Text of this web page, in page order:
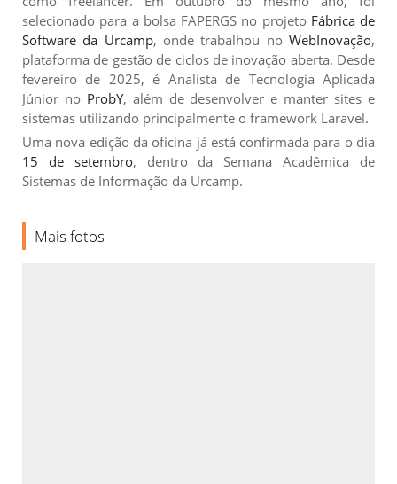
selecionado para a bolsa FAPERGS no projeto Fábrica de
Software da Urcamp, onde trabalhou noWebInovação,
plataforma de gestão de ciclos de inovação aberta. Desde
fevereiro de 2025, é Analista de Tecnologia Aplicada
Júnior no ProbY, além de desenvolver e manter sites e
sistemas utilizando principalmente o framework Laravel.
Uma nova edição da oficina já está confirmada para o dia
15 de setembro, dentro da Semana Acadêmica de
Sistemas de Informação da Urcamp.
Mais fotos